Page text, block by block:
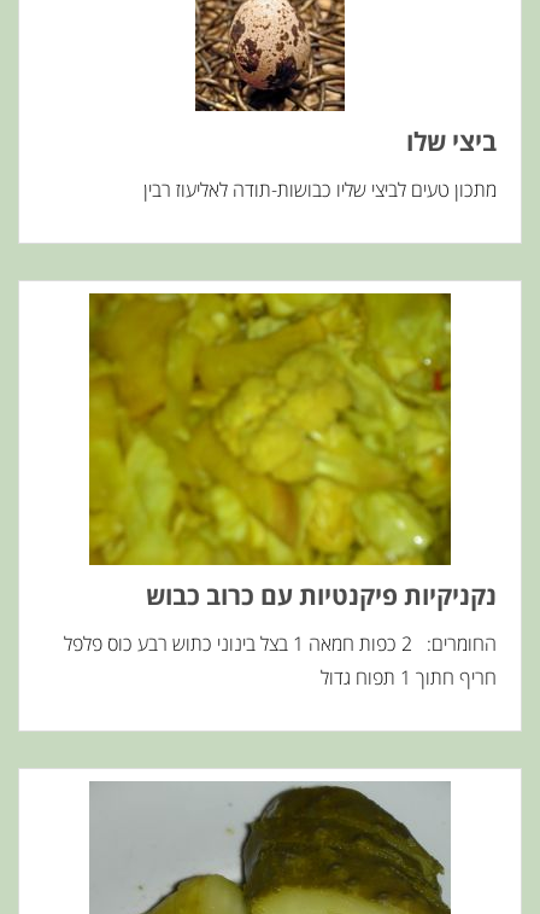
ביצי שלו
מתכון טעים לביצי שליו כבושות-תודה לאליעוז רבין
נקניקיות פיקנטיות עם כרוב כבוש
החומרים: 2 כפות חמאה 1 בצל בינוני כתוש רבע כוס פלפל
חריף חתוך 1 תפוח גדול